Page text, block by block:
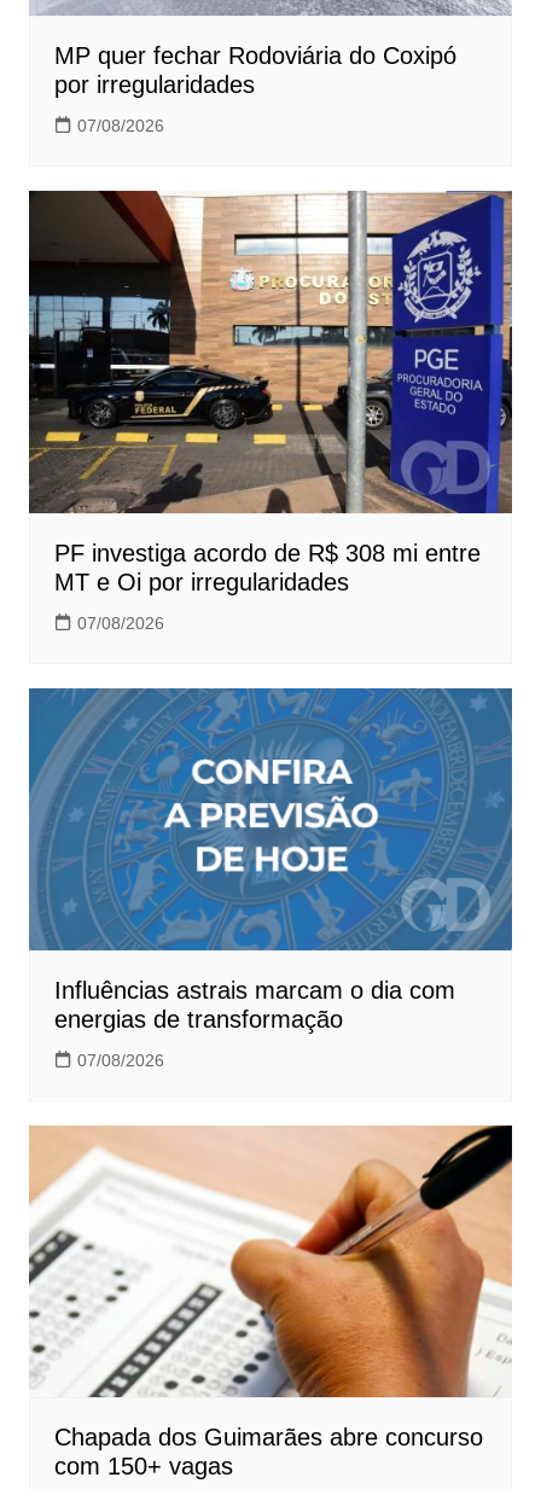
MP quer fechar Rodoviária do Coxipó
por irregularidades
07/08/2026
PF investiga acordo de R$ 308 mi entre
MT e Oi por irregularidades
07/08/2026
Influências astrais marcam o dia com
energias de transformação
07/08/2026
Chapada dos Guimarães abre concurso
com 150+ vagas